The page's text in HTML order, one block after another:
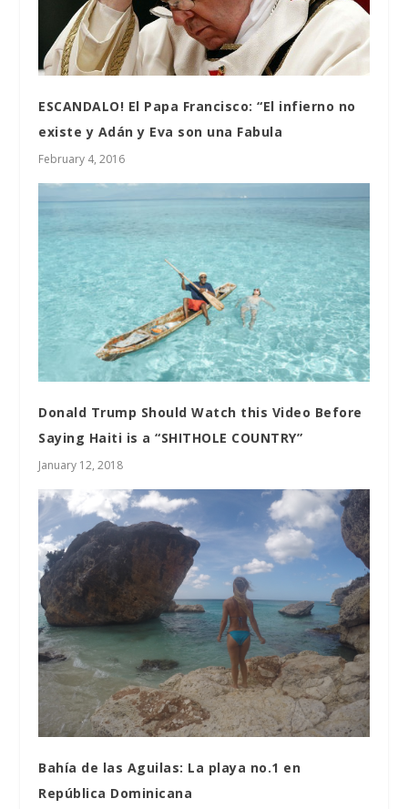
ESCANDALO! El Papa Francisco: “El infierno no
existe y Adán y Eva son una Fabula
February 4, 2016
Donald Trump Should Watch this Video Before
Saying Haiti is a “SHITHOLE COUNTRY”
January 12, 2018
Bahía de las Aguilas: La playa no.1 en
República Dominicana